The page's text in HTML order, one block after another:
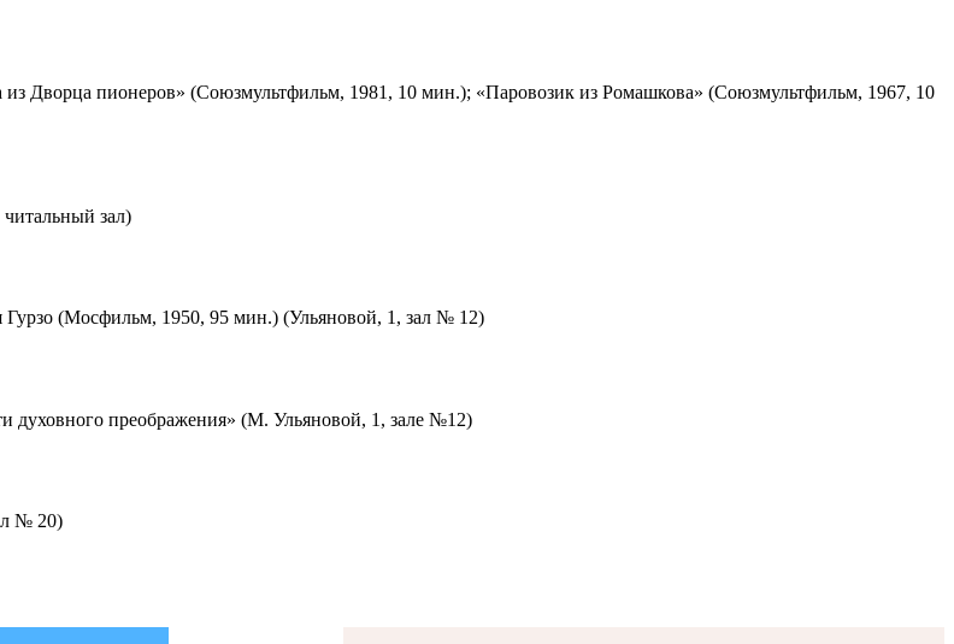
Дворца пионеров» (Союзмультфильм, 1981, 10 мин.); «Паровозик из Ромашкова» (Союзмультфильм, 1967, 10
зал)
(Мосфильм, 1950, 95 мин.) (Ульяновой, 1, зал № 12)
духовного преображения» (М. Ульяновой, 1, зале №12)
№ 20)